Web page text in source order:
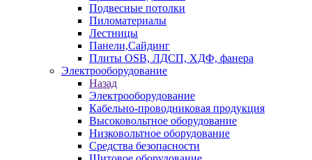
Подвесные потолки
Пиломатериалы
Лестницы
Панели,Сайдинг
Плиты OSB, ЛДСП, ХДФ, фанера
Электрооборудование
Назад
Электрооборудование
Кабельно-проводниковая продукция
Высоковольтное оборудование
Низковольтное оборудование
Средства безопасности